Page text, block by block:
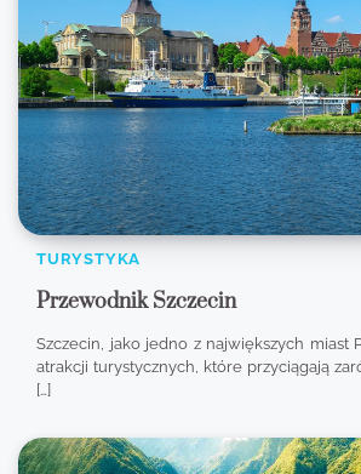
TURYSTYKA
Przewodnik Szczecin
Szczecin, jako jedno z największych miast
atrakcji turystycznych, które przyciągają
[…]